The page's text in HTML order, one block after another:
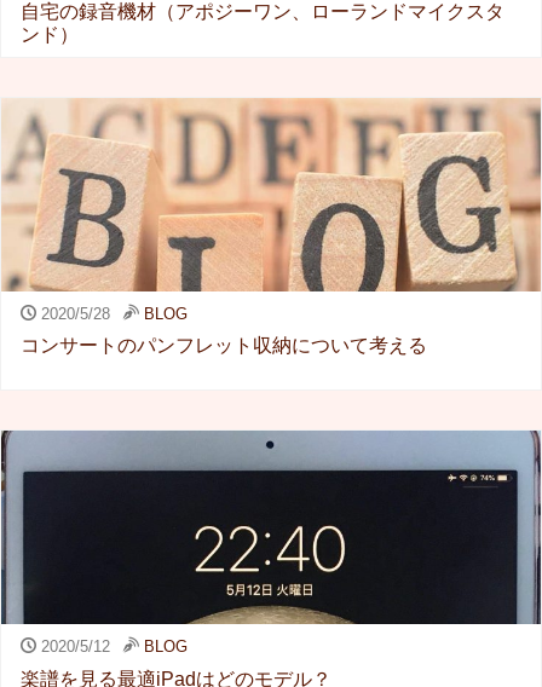
自宅の録音機材（アポジーワン、ローランドマイクスタ
ンド）
2020/5/28 BLOG
コンサートのパンフレット収納について考える
2020/5/12 BLOG
楽譜を見る最適iPadはどのモデル？